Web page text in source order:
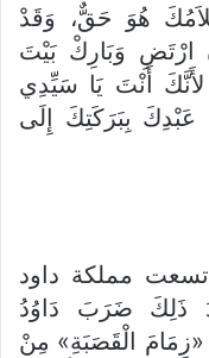
هُوَ حَقٌّ، وَقَدْ
ارْتَضِ وَبَارِكْ بَيْتَ
لأَنَّكَ أَنْتَ يَا سَيِّدِي
بِبَرَكَتِكَ إِلَى
مملكة داود
ذَلِكَ ضَرَبَ دَاوُدُ
«زِمَامَ الْقَصَبَةِ» مِنْ